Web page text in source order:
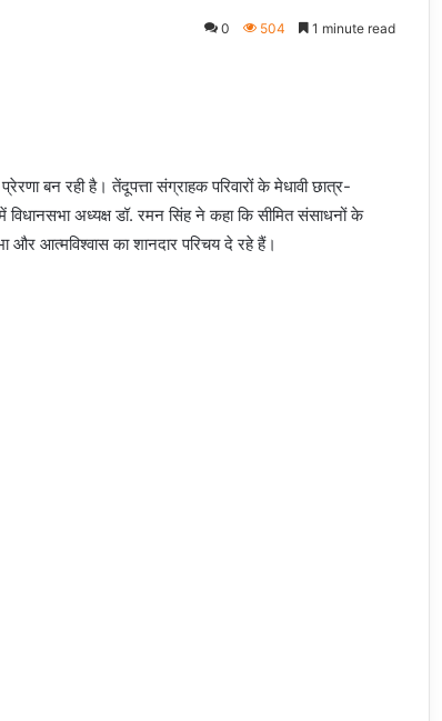
0 504 1 minute read
बन रही है। तेंदूपत्ता संग्राहक परिवारों के मेधावी छात्र-
अध्यक्ष डॉ. रमन सिंह ने कहा कि सीमित संसाधनों के
और आत्मविश्वास का शानदार परिचय दे रहे हैं।